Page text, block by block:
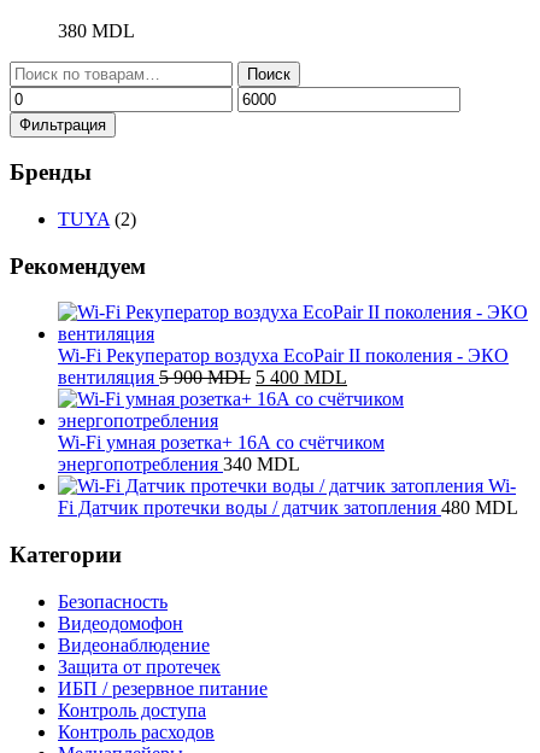
380 MDL
Искать:
Поиск
Минимальная
цена
Максимальная
цена
Фильтрация
Бренды
TUYA (2)
Рекомендуем
Wi-Fi Рекуператор воздуха EcoPair II поколения - ЭКО
вентиляция 5 900MDL Первоначальная
цена
5
900 MDL.
5 400 MDL
цена:
400 MDL.
Wi-Fi умная розетка+ 16А со счётчиком
энергопотребления 340 MDL
Wi-
Fi Датчик протечки воды / датчик затопления 480 MDL
Категории
Безопасность
Видеодомофон
Видеонаблюдение
Защита от протечек
ИБП / резервное питание
Контроль доступа
Контроль расходов